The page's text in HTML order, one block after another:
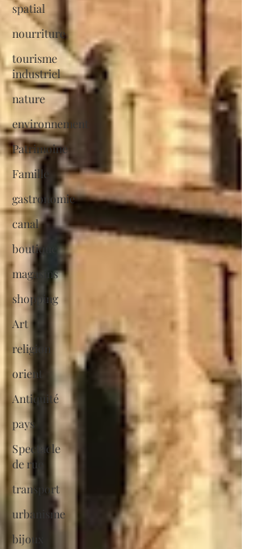
spatial
nourriture
tourisme
industriel
nature
environnement
Patrimoine
Famille
gastronomie
canal
boutique
magasins
shopping
Art
religion
orient
Antiquité
pays
Spectacle
de rue
transport
urbanisme
bijoux